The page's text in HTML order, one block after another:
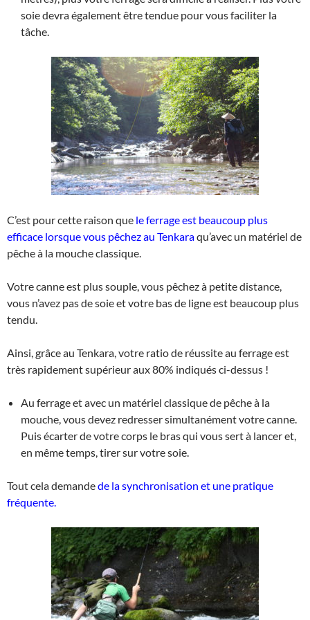
soie devra également être tendue pour vous faciliter la
tâche.
C’est pour cette raison que le ferrage est beaucoup plus
efficace lorsque vous pêchez au Tenkaraqu’avec un matériel de
pêche à la mouche classique.
Votre canne est plus souple, vous pêchez à petite distance,
vous n’avez pas de soie et votre bas de ligne est beaucoup plus
tendu.
Ainsi, grâce au Tenkara, votre ratio de réussite au ferrage est
très rapidement supérieur aux 80% indiqués ci-dessus !
Au ferrage et avec un matériel classique de pêche à la
mouche, vous devez redresser simultanément votre canne.
Puis écarter de votre corps le bras qui vous sert à lancer et,
en même temps, tirer sur votre soie.
Tout cela demandede la synchronisation et une pratique
fréquente.